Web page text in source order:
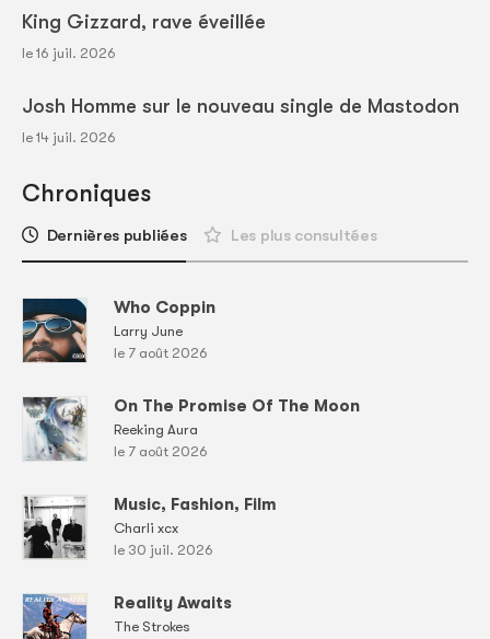
King Gizzard, rave éveillée
le 16 juil. 2026
Josh Homme sur le nouveau single de Mastodon
le 14 juil. 2026
Chroniques
Dernières publiées Les plus consultées
Who Coppin
Larry June
le 7 août 2026
On The Promise Of The Moon
Reeking Aura
le 7 août 2026
Music, Fashion, Film
Charli xcx
le 30 juil. 2026
Reality Awaits
The Strokes